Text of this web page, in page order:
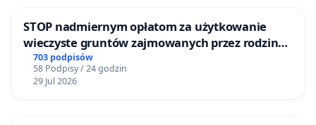
STOP nadmiernym opłatom za użytkowanie
wieczyste gruntów zajmowanych przez rodzinne
ogrody działkowe.
703 podpisów
58 Podpisy / 24 godzin
29 Jul 2026